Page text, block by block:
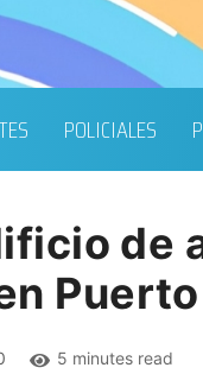
POLICIALES
de
5 minutes read